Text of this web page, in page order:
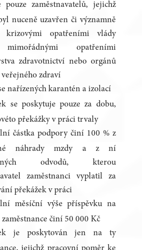
pouze zaměstnavatelů, jejichž
nuceně uzavřen či významně
krizovými opatřeními vlády
opatřeními
zdravotnictví nebo orgánů
zdraví
nařízených karantén a izolací
se poskytuje pouze za dobu,
překážky v práci trvaly
částka podpory činí 100 % z
náhrady mzdy a z ní
odvodů, kterou
zaměstnanci vyplatil za
překážek v práci
měsíční výše příspěvku na
činí 50 000 Kč
je poskytován jen na ty
jejichž pracovní poměr ke